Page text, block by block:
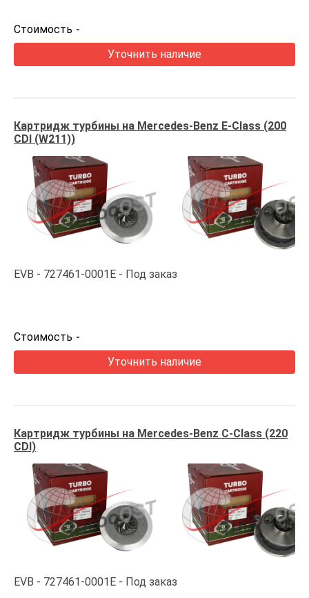
Стоимость -
Уточнить наличие
Картридж турбины на Mercedes-Benz E-Class (200
CDI (W211))
EVB 727461-0001E Под заказ
Стоимость -
Уточнить наличие
Картридж турбины на Mercedes-Benz C-Class (220
CDI)
EVB 727461-0001E Под заказ